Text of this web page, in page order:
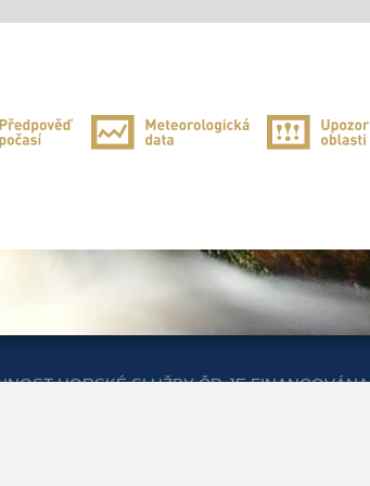
HORSKÉ SLUŽBY ČR JE FINANCOVÁNA